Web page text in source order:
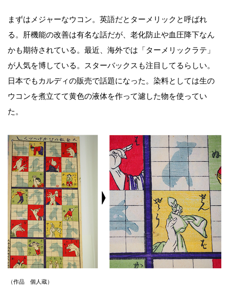
まずはメジャーなウコン。英語だとターメリックと呼ばれ
る。肝機能の改善は有名な話だが、老化防止や血圧降下なん
かも期待されている。最近、海外では「ターメリックラテ」
が人気を博している。スターバックスも注目してるらしい。
日本でもカルディの販売で話題になった。染料としては生の
ウコンを煮立てて黄色の液体を作って濾した物を使ってい
た。
（作品 個人蔵）